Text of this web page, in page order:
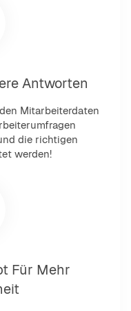
Antworten
Mitarbeiterdaten
die richtigen
werden!
Für Mehr